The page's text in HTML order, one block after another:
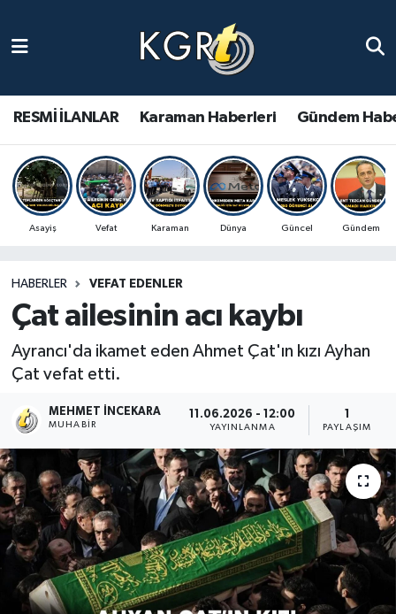
RESMİ İLANLAR Karaman Haberleri Gündem
Asayiş Vefat Karaman Dünya Güncel Gündem
HABERLER VEFAT EDENLER
Çat ailesinin acı kaybı
Ayrancı'da ikamet eden Ahmet Çat'ın kızı Ayhan
Çat vefat etti.
MEHMET İNCEKARA
MUHABIR
11.06.2026 - 12:00
YAYINLANMA
1
PAYLAŞIM
Gündem Haberleri
Güncel Haberler
Spor Haberleri
Ulusal Haberler